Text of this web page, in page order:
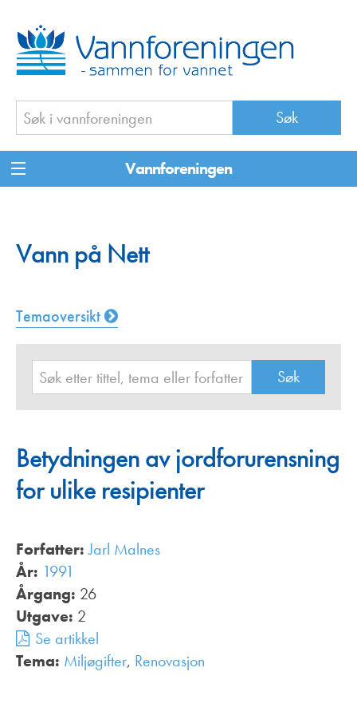
Vannforeningen
Vann på Nett
Temaoversikt
Betydningen av jordforurensning
for ulike resipienter
Forfatter: Jarl Malnes
År: 1991
Årgang: 26
Utgave: 2
Se artikkel
Tema: Miljøgifter, Renovasjon